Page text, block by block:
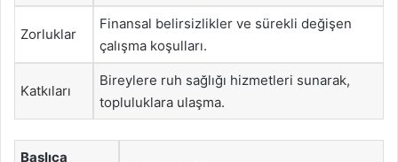
Zorluklar
Finansal belirsizlikler ve sürekli değişen
çalışma koşulları.
Katkıları
Bireylere ruh sağlığı hizmetleri sunarak,
topluluklara ulaşma.
Başlıca